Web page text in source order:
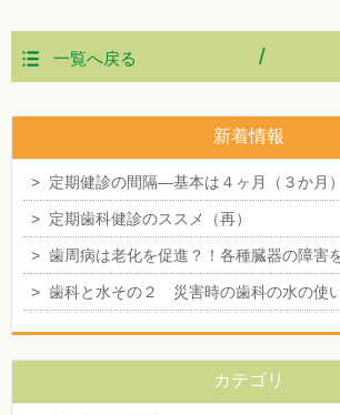
一覧へ戻る /
新着情報
> 定期健診の間隔―基本は４ヶ月（３か月）
> 定期歯科健診のススメ（再）
> 歯周病は老化を促進？！各種臓器の障害
> 歯科と水その２ 災害時の歯科の水の使
カテゴリ